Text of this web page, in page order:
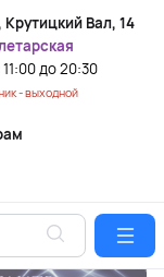
Крутицкий Вал, 14
11:00 до 20:30
- выходной